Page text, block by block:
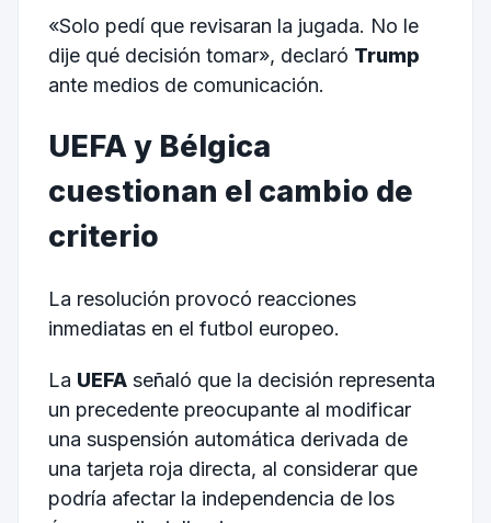
«Solo pedí que revisaran la jugada. No le
dije qué decisión tomar», declaró Trump
ante medios de comunicación.
UEFA y Bélgica
cuestionan el cambio de
criterio
La resolución provocó reacciones
inmediatas en el futbol europeo.
La UEFAseñaló que la decisión representa
un precedente preocupante al modificar
una suspensión automática derivada de
una tarjeta roja directa, al considerar que
podría afectar la independencia de los